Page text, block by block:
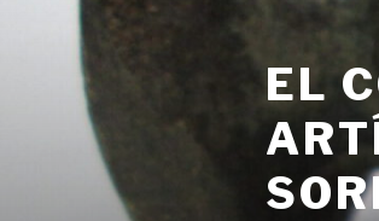
contenido
EL